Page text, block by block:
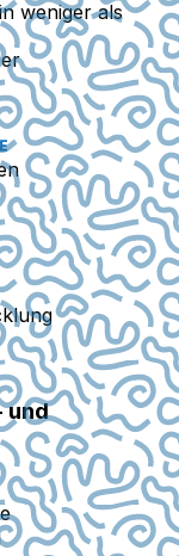
weniger als
und